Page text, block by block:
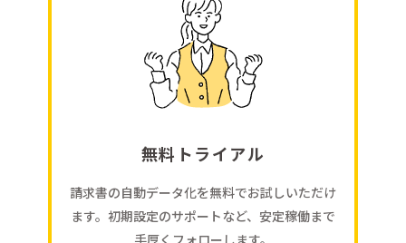
無料トライアル
請求書の自動データ化を無料でお試しいただけ
ます。初期設定のサポートなど、安定稼働まで
手厚くフォローします。